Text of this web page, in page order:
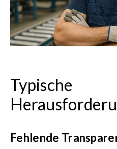
Typische
Fehlende